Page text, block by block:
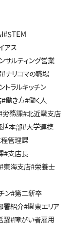
#STEM
アス
サルティング営業
#ナリコマの職場
トラルキッチン
#働き方#働く人
労務課#北近畿支店
括本部#大学連携
管理課
#支店長
#東海支店#栄養士
ン#第二新卒
署紹介#関東エリア
躍#障がい者雇用